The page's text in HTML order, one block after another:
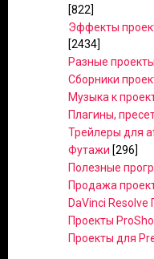
[822]
Эффекты
[2434]
Разные
Сборники
Музыка к
Плагины,
Трейлеры для
Футажи [296]
Полезные
Продажа
DaVinci Resolve
Проекты
Проекты для